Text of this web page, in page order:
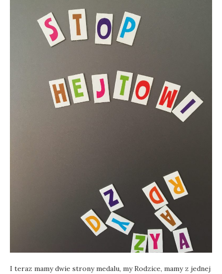
I teraz mamy dwie strony medalu, my Rodzice, mamy z jednej